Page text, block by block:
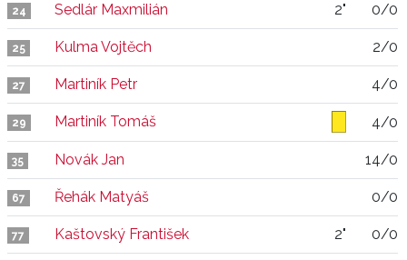
24 Sedlár Maxmilián 2" 0/0
25 Kulma Vojtěch 2/0
27 Martiník Petr 4/0
29 Martiník Tomáš 4/0
35 Novák Jan 14/0
67 Řehák Matyáš 0/0
77 Kaštovský František 2" 0/0